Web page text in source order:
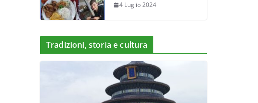
4 Luglio 2024
Tradizioni, storia e cultura